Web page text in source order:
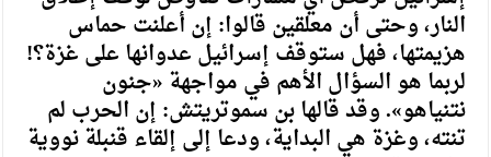
النار، وحتى أن معلقين قالوا: إن أعلنت حماس
هزيمتها، فهل ستوقف إسرائيل عدوانها على غزة؟!
لربما هو السؤال الأهم في مواجهة «جنون
نتنياهو». وقد قالها بن سموتريتش: إن الحرب لم
تنته، وغزة هي البداية، ودعا إلى إلقاء قنبلة نووية